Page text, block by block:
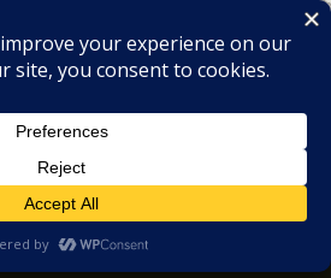
MIX
HOUSE & GARAGE - MUSIC